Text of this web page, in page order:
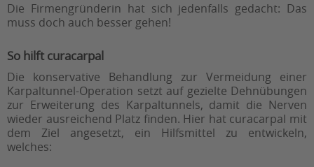
Die Firmengründerin hat sich jedenfalls gedacht: Das
muss doch auch besser gehen!
So hilft curacarpal
Die konservative Behandlung zur Vermeidung einer
Karpaltunnel-Operation setzt auf gezielte Dehnübungen
zur Erweiterung des Karpaltunnels, damit die Nerven
wieder ausreichend Platz finden. Hier hat curacarpal mit
dem Ziel angesetzt, ein Hilfsmittel zu entwickeln,
welches: